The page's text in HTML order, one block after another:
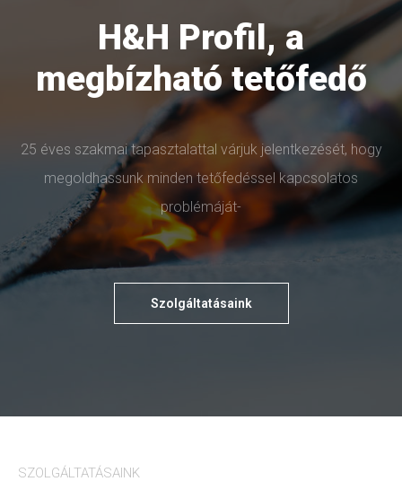
H&H Profil, a
megbízható tetőfedő
25 éves szakmai tapasztalattal várjuk jelentkezését, hogy
megoldhassunk minden tetőfedéssel kapcsolatos
problémáját-
Szolgáltatásaink
SZOLGÁLTATÁSAINK